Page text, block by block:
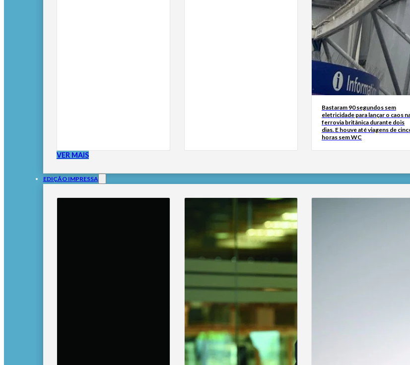
Bastaram 90 segundos sem
eletricidade para lançar o caos
ferrovia britânica durante dois
dias. E houve até viagens de
horas sem WC
VER MAIS
EDIÇÃO IMPRESSA